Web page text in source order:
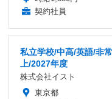
契約社員
私立学校/中高/英語/非
上/2027年度
株式会社イスト
東京都